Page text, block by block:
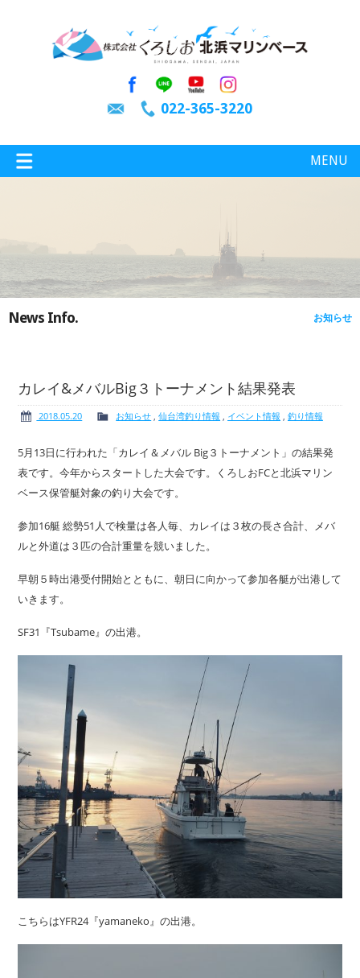
022-365-3220
MENU
特選情報 釣り情報
サービス案内 イベント情報
新艇・展示艇情報
求人情報
News Info. お知らせ
カレイ&メバルBig３トーナメント結果発表
2018.05.20 お知らせ ,仙台湾釣り情報 イベント情報 釣り情報
5月13日に行われた「カレイ＆メバル Big３トーナメント」の結果発
表です。今年からスタートした大会です。くろしおFCと北浜マリン
ベース保管艇対象の釣り大会です。
参加16艇 総勢51人で検量は各人毎、カレイは３枚の長さ合計、メバ
ルと外道は３匹の合計重量を競いました。
早朝５時出港受付開始とともに、朝日に向かって参加各艇が出港して
いきます。
SF31『Tsubame』の出港。
こちらはYFR24『yamaneko』の出港。